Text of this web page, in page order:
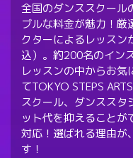
全国のダンススクール
ブルな料金が魅力！厳
クターによるレッス
込）。約200名のイン
レッスンの中からお
てTOKYO STEPS
スクール、ダンススタ
ット代を抑えることが
対応！選ばれる理由が
す！